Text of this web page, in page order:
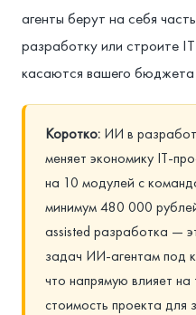
агенты берут на себя
разработку или строите
касаются вашего
Коротко: ИИ в
меняет экономику IT-
на 10 модулей с
минимум 480 000
assisted разработка —
задач ИИ-агентам под
что напрямую влияет
стоимость проекта для